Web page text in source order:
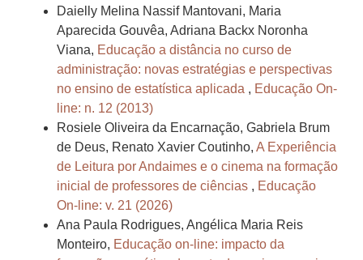
Daielly Melina Nassif Mantovani, Maria
Aparecida Gouvêa, Adriana Backx Noronha
Viana, Educação a distância no curso de
administração: novas estratégias e perspectivas
no ensino de estatística aplicada , Educação On-
line: n. 12 (2013)
Rosiele Oliveira da Encarnação, Gabriela Brum
de Deus, Renato Xavier Coutinho, A Experiência
de Leitura por Andaimes e o cinema na formação
inicial de professores de ciências , Educação
On-line: v. 21 (2026)
Ana Paula Rodrigues, Angélica Maria Reis
Monteiro, Educação on-line: impacto da